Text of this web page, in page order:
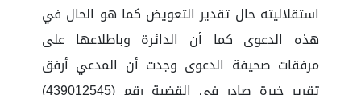
استقلاليته حال تقدير التعويض كما هو الحال في
هذه الدعوى كما أن الدائرة وباطلاعها على
مرفقات صحيفة الدعوى وجدت أن المدعي أرفق